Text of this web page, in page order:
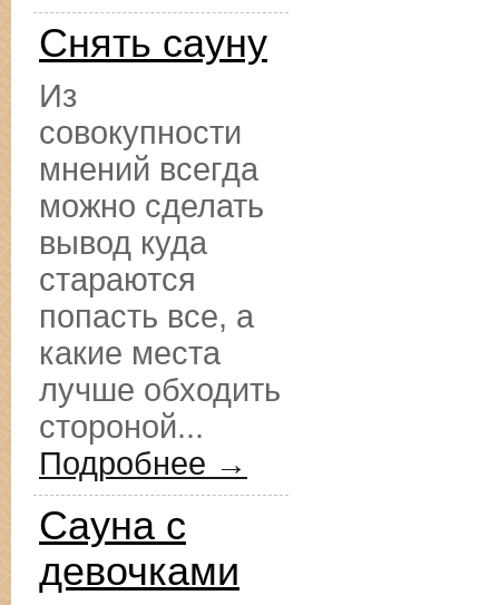
Снять сауну
Из
совокупности
мнений всегда
можно сделать
вывод куда
стараются
попасть все, а
какие места
лучше обходить
стороной...
Подробнее →
Сауна с
девочками